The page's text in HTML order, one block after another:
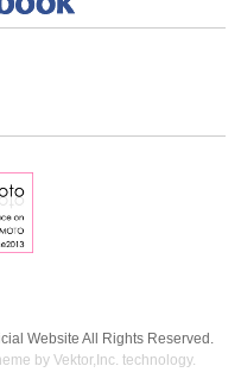
Website All Rights Reserved.
byVektor,Inc. technology.